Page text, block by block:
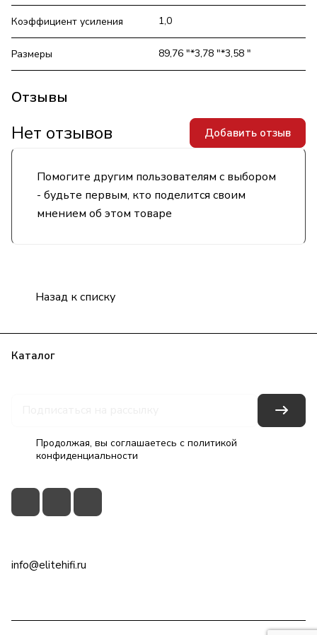
Коэффициент усиления 1,0
Размеры 89,76 "*3,78 "*3,58 "
Отзывы
Помогите другим пользователям с выбором
- будьте первым, кто поделится своим
мнением об этом товаре
Нет отзывов Добавить отзыв
Назад к списку
Каталог
Продолжая, вы соглашаетесь с политикой
конфиденциальности
info@elitehifi.ru